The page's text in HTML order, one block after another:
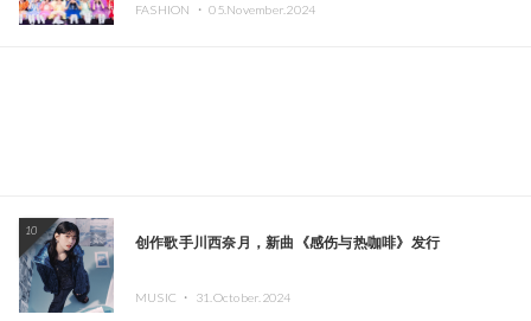
FASHION ・05.November.2024
10
创作歌手川西奈月，新曲《感伤与热咖啡》发行
MUSIC ・ 31.October.2024